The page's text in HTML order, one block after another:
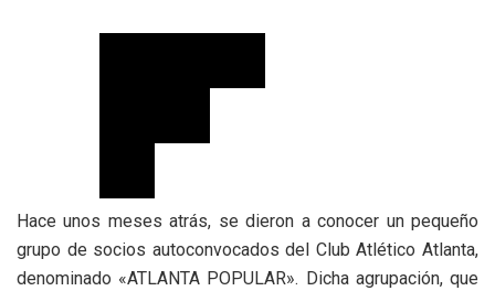
Hace unos meses atrás, se dieron a conocer un pequeño
grupo de socios autoconvocados del Club Atlético Atlanta,
denominado «ATLANTA POPULAR». Dicha agrupación, que